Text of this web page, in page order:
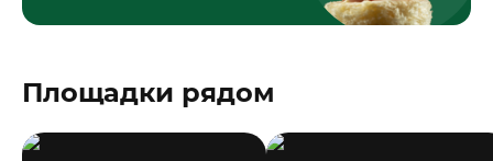
Площадки рядом